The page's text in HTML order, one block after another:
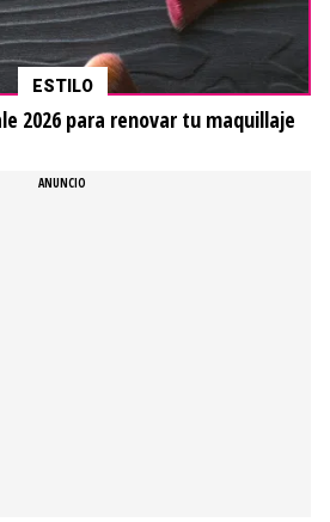
ESTILO
2026 para renovar tu maquillaje